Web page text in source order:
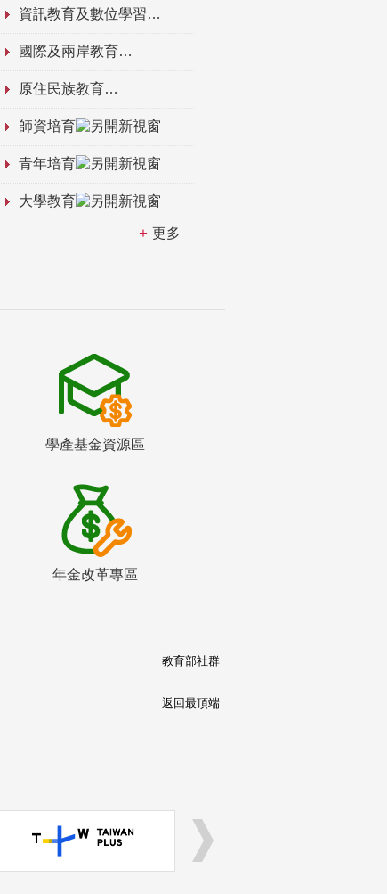
資訊教育及數位學習
國際及兩岸教育
原住民族教育
師資培育
青年培育
大學教育
更多
學產基金資源區
年金改革專區
教育部社群
返回最頂端